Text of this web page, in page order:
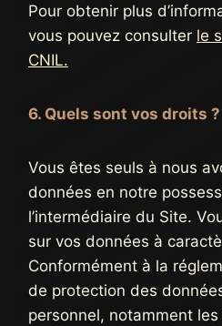
Pour obtenir plus
vous pouvez consulter le
CNIL.
6. Quels sont vos droits ?
Vous êtes seuls à nous
données en notre
l’intermédiaire du Site.
sur vos données à
Conformément à la
de protection des
personnel, notamment